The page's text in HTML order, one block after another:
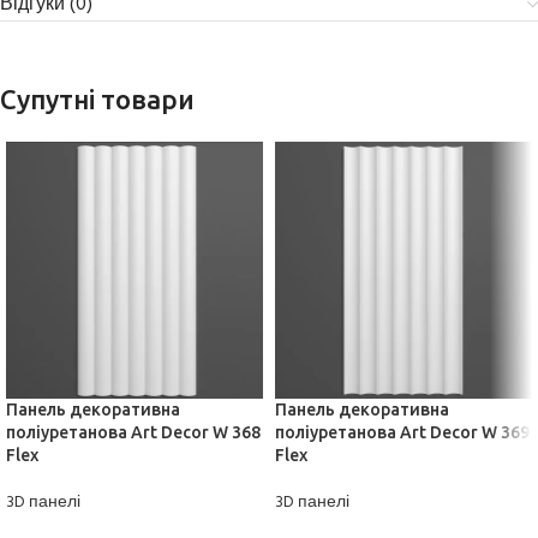
Супутні товари
Панель декоративна
поліуретанова Art Decor W 368
Flex
3D панелі
Панель декоративна
поліуретанова Art Decor W 369
Flex
3D панелі